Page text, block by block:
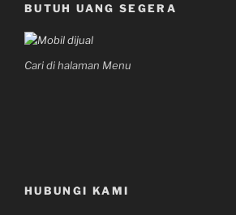
BUTUH UANG SEGERA
Cari di halaman Menu
HUBUNGI KAMI